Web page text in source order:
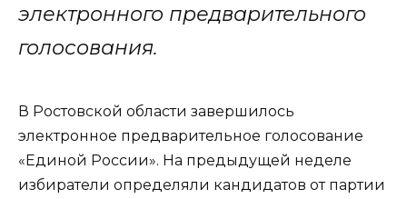
электронного предварительного
голосования.
В Ростовской области завершилось
электронное предварительное голосование
«Единой России». На предыдущей неделе
избиратели определяли кандидатов от партии